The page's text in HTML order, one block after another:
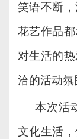
笑语不断
花艺作品
对生活的
洽的活动氛
本次活
文化生活